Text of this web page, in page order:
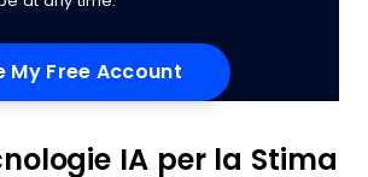
IA per la Stima